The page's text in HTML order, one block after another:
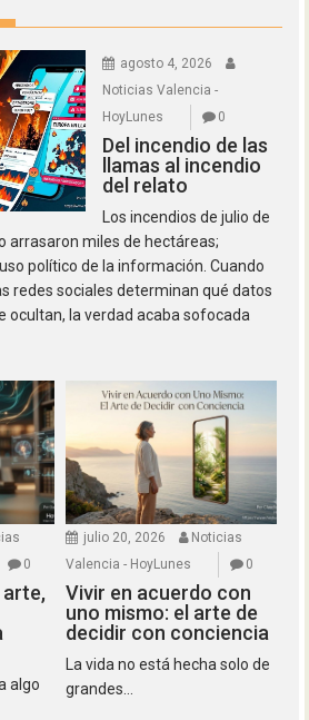
agosto 4, 2026
Noticias Valencia -
HoyLunes
0
Del incendio de las
llamas al incendio
del relato
Los incendios de julio de
arrasaron miles de hectáreas;
político de la información. Cuando
redes sociales determinan qué datos
ocultan, la verdad acaba sofocada
0
arte,
algo
julio 20, 2026
Noticias
Valencia - HoyLunes
0
Vivir en acuerdo con
uno mismo: el arte de
decidir con conciencia
La vida no está hecha solo de
grandes...